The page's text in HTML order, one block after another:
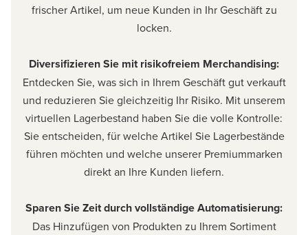
frischer Artikel, um neue Kunden in Ihr Geschäft zu
locken.
Diversifizieren Sie mit risikofreiem Merchandising:
Entdecken Sie, was sich in Ihrem Geschäft gut verkauft
und reduzieren Sie gleichzeitig Ihr Risiko. Mit unserem
virtuellen Lagerbestand haben Sie die volle Kontrolle:
Sie entscheiden, für welche Artikel Sie Lagerbestände
führen möchten und welche unserer Premiummarken
direkt an Ihre Kunden liefern.
Sparen Sie Zeit durch vollständige Automatisierung:
Das Hinzufügen von Produkten zu Ihrem Sortiment